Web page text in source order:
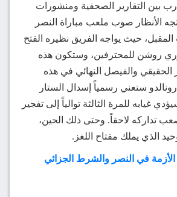
بين التقارير الصحفية ومنشورات
الأنظار صوب ملعب مباراة النصر
المقبل، حيث يواجه الفريق نظيره الفتح
روشن للمحترفين، وستكون هذه
الحقيقي والفيصل النهائي في هذه
ستعني رسمياً إسدال الستار
غيابه للمرة الثالثة توالياً إلى تفجير
تداركه لاحقاً. وحتى ذلك الحين،
الذي يملك مفتاح اللغز.
الأزمة في النصر والشرط الجزائي